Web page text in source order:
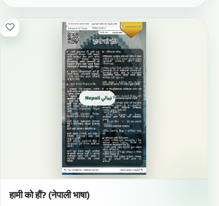
Nepali نيبالي नेपाली
हामी को हौं? (नेपाली भाषा)